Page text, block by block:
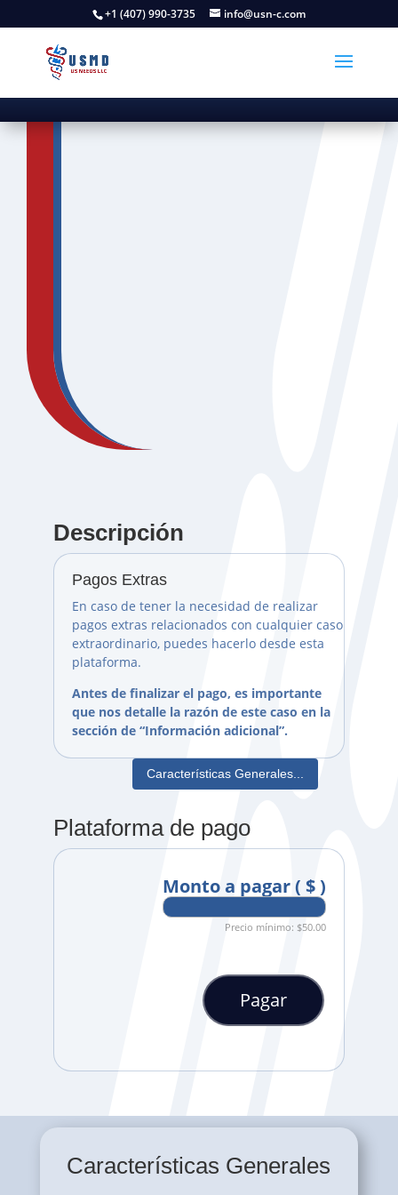
+1 (407) 990-3735 info@usn-c.com
Regresar
Pagos Extras
Descripción
Pagos Extras
En caso de tener la necesidad de realizar
pagos extras relacionados con cualquier caso
extraordinario, puedes hacerlo desde esta
plataforma.
Antes de finalizar el pago, es importante
que nos detalle la razón de este caso en la
sección de “Información adicional”.
Características Generales...
Plataforma de pago
Monto a pagar( $ )
Precio mínimo: $50.00
Pagos
Extras
Pagar
Características Generales